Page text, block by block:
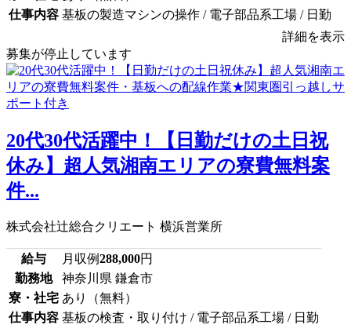
仕事内容 基板の製造マシンの操作 / 電子部品系工場 / 日勤
詳細を表示
募集が停止しています
20代30代活躍中！【日勤だけの土日祝
休み】超人気湘南エリアの寮費無料案
件...
株式会社辻総合クリエート 横浜営業所
給与 月収例288,000円
勤務地
神奈川県 鎌倉市
寮・社宅 あり（無料）
仕事内容 基板の検査・取り付け / 電子部品系工場 / 日勤